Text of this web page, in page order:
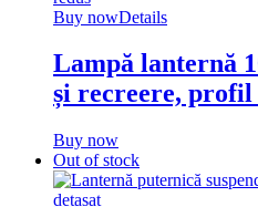
Buy nowDetails
Lampă lanternă
și recreere, profil
Buy now
Out of stock